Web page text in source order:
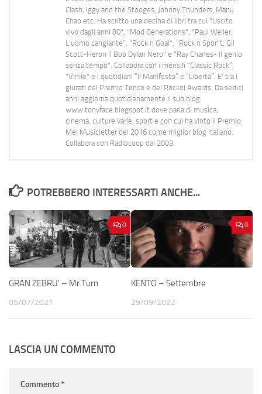
Clash, Iggy and the Stooges, Johnny Thunders, Manu
Chao etc. Ha scritto una decina di libri tra cui "Uscito
vivo dagli anni 80", "Mod Generations", "Paul Weller,
L’uomo cangiante", "Rock n Goal", "Rock n Spor"t, Gil
Scott-Heron Il Bob Dylan Nero" e "Ray Charles- Il genio
senza tempo". Collabora con i mensili “Classic Rock”,
"Vinile" e i quotidiani “Il Manifesto” e “Libertà”. E' tra i
giurati del Premio Tenco e del Rockol Awards. Da sedici
anni aggiorna quotidianamente il suo blog
www.tonyface.blogspot.it dove parla di musica,
cinema, culture varie, sport e con cui ha vinto il Premio
Mei Musicletter del 2016 come miglior blog italiano.
Collabora con Radiocoop dal 2003.
POTREBBERO INTERESSARTI ANCHE...
0
GRAN ZEBRU’ – Mr.Turn
05/07/2021
0
KENTO – Settembre
29/09/2022
LASCIA UN COMMENTO
Commento*